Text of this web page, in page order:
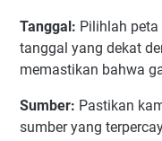
Tanggal: Pilihlah
tanggal yang dekat
memastikan bahwa
Sumber: Pastikan
sumber yang